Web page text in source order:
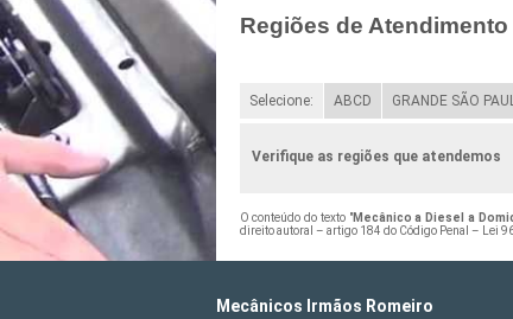
Regiões de Atendimento
Selecione: ABCD GRANDE SÃO
Verifique as regiões que atendemos
O conteúdo do texto "Mecânico a Diesel a
direito autoral – artigo 184 do Código Penal – Lei
Mecânicos Irmãos Romeiro